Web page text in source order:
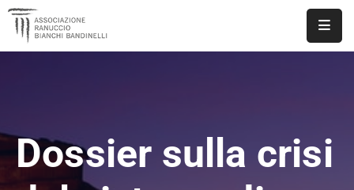
DOCUMENTI
Dossier sulla crisi